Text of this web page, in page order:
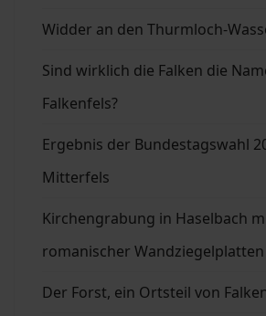
Widder an den Thurmloch-
Sind wirklich die Falken die
Falkenfels?
Ergebnis der Bundestagswahl
Mitterfels
Kirchengrabung in Haselbach
romanischer Wandziegelplatten
Der Forst, ein Ortsteil von